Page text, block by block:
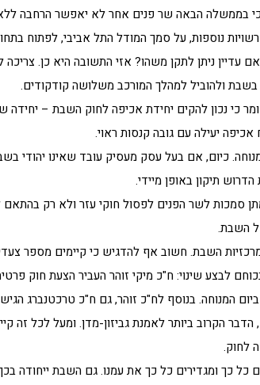
כי בממשלה הבאה שר פנים אחר לא יאפשר הרחבה
נוספות, על סמך המודל התל אביבי, לפתוח
ניתן לתקן משהו? אזי התשובה היא כן. צריכה
ולהוביל למהלך המורכב משלושה קודקודים.
נכון להקים יחידת אכיפה לחוק השבת – יחידה
אכיפה יעילה עם גובה קנסות ראוי.
כיום, אם בעל עסק מעסיק עובד שאינו יהודי
תיקון באופן מיידי.
סמכות לשר הפנים לפסול חוקי עזר ולא רק בהתאם
השבת.
השבת. חשוב אף להדגיש כי קיימים מספר
לבצע שינוי: ח"כ מיקי זוהר העביר הצעת חוק
המנוחה. בנוסף לח"כ זוהר, גם ח"כ טרכטנברג
הקרוב ביותר לאמנת גביזון-מדן. ומעל לכל זה
לחוק.
כל כך ומגדירים כל כך את עמנו. גם השבת ייחודה